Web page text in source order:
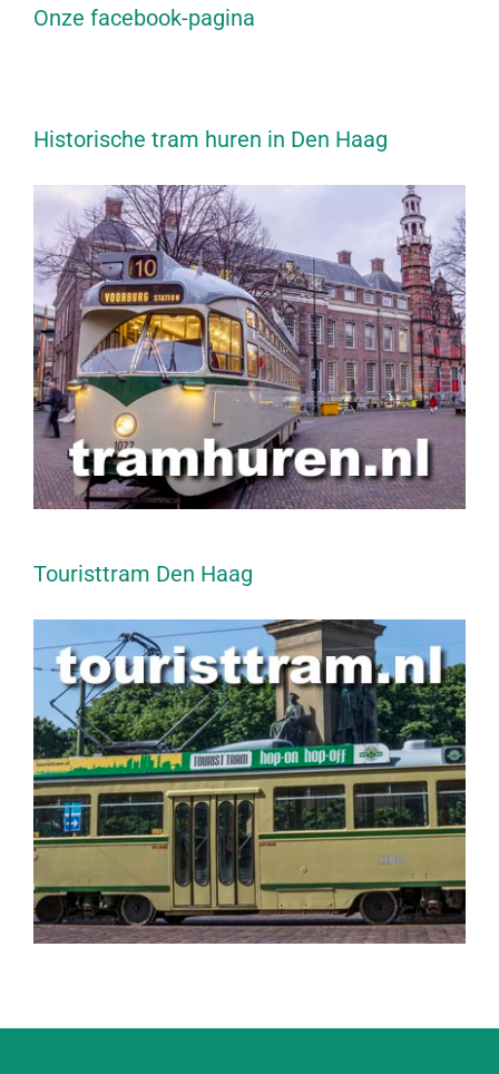
Onze facebook-pagina
Historische tram huren in Den Haag
Touristtram Den Haag